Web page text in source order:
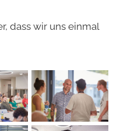
dass wir uns einmal